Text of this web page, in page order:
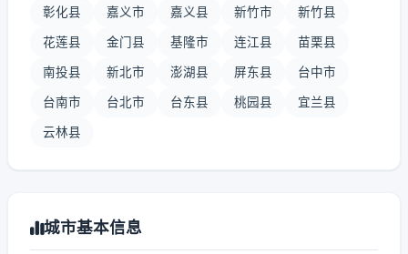
彰化县 嘉义市 嘉义县 新竹市 新竹县
花莲县 金门县 基隆市 连江县 苗栗县
南投县 新北市 澎湖县 屏东县 台中市
台南市 台北市 台东县 桃园县 宜兰县
云林县
城市基本信息